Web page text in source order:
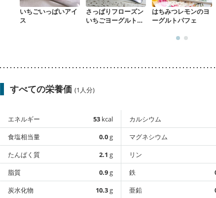
いちごいっぱいアイ
ス
さっぱりフローズン
いちごヨーグルトア
はちみつレモンのヨ
ーグルトパフェ
すべての栄養価 (1人分)
エネルギー 53 kcal
食塩相当量
0.0g
たんぱく質
2.1 g
脂質
0.9g
炭水化物
10.3g
カルシウム
マグネシウム
リン
鉄
亜鉛